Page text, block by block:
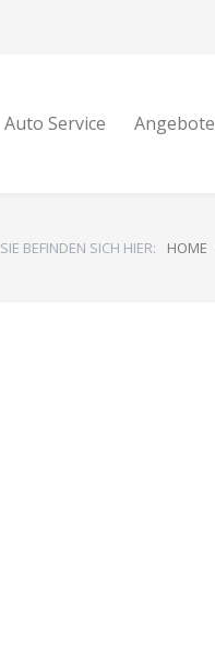
Auto Service Angebote
SIE BEFINDEN SICH HIER: HOME